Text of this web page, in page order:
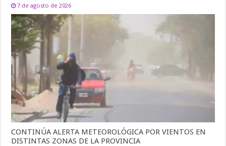
7 de agosto de 2026
CONTINÚA ALERTA METEOROLÓGICA POR VIENTOS EN
DISTINTAS ZONAS DE LA PROVINCIA